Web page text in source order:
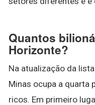
Quantos
Horizonte?
Na atualização da
Minas ocupa a quarta
ricos. Em primeiro